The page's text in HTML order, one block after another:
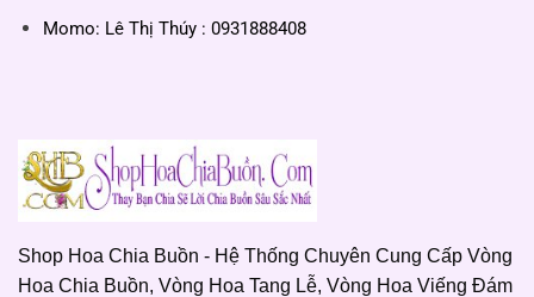
Momo: Lê Thị Thúy : 0931888408
Shop Hoa Chia Buồn - Hệ Thống Chuyên Cung Cấp Vòng
Hoa Chia Buồn, Vòng Hoa Tang Lễ, Vòng Hoa Viếng Đám